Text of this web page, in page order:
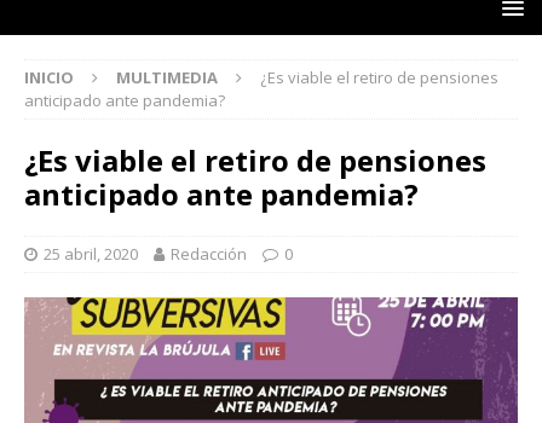
INICIO MULTIMEDIA
¿Es viable el retiro de pensiones
anticipado ante pandemia?
¿Es viable el retiro de pensiones
anticipado ante pandemia?
25 abril, 2020 Redacción 0